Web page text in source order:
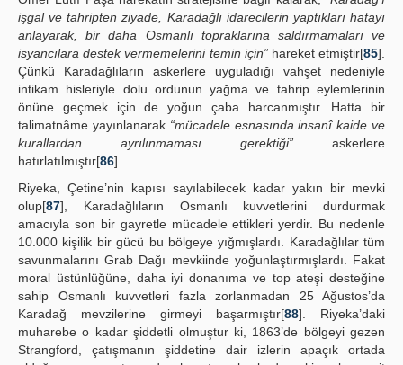
işgal ve tahripten ziyade, Karadağlı idarecilerin yaptıkları hatayı
anlayarak, bir daha Osmanlı topraklarına saldırmamaları ve
isyancılara destek vermemelerini temin için”hareket etmiştir[85].
Çünkü Karadağlıların askerlere uyguladığı vahşet nedeniyle
intikam hisleriyle dolu ordunun yağma ve tahrip eylemlerinin
önüne geçmek için de yoğun çaba harcanmıştır. Hatta bir
talimatnâme yayınlanarak “mücadele esnasında insanî kaide ve
kurallardan ayrılınmaması gerektiği” askerlere
hatırlatılmıştır[86].
Riyeka, Çetine’nin kapısı sayılabilecek kadar yakın bir mevki
olup[87], Karadağlıların Osmanlı kuvvetlerini durdurmak
amacıyla son bir gayretle mücadele ettikleri yerdir. Bu nedenle
10.000 kişilik bir gücü bu bölgeye yığmışlardı. Karadağlılar tüm
savunmalarını Grab Dağı mevkiinde yoğunlaştırmışlardı. Fakat
moral üstünlüğüne, daha iyi donanıma ve top ateşi desteğine
sahip Osmanlı kuvvetleri fazla zorlanmadan 25 Ağustos’da
Karadağ mevzilerine girmeyi başarmıştır[88]. Riyeka’daki
muharebe o kadar şiddetli olmuştur ki, 1863’de bölgeyi gezen
Strangford, çatışmanın şiddetine dair izlerin apaçık ortada